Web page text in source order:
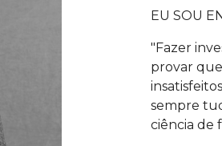
EU SOU
"Fazer
provar
sempre
ciência de